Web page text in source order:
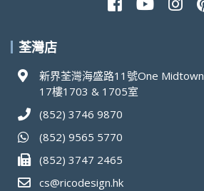
荃灣店
新界荃灣海盛路11號One Midtown
17樓1703 & 1705室
(852) 3746 9870
(852) 9565 5770
(852) 3747 2465
cs@ricodesign.hk